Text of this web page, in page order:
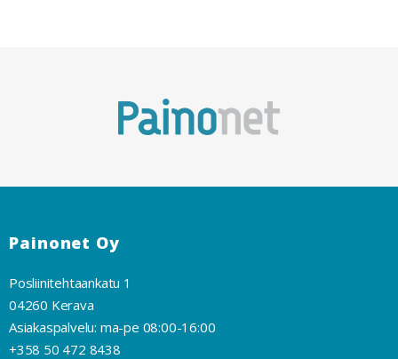
Painonet Oy
Posliinitehtaankatu 1
04260 Kerava
Asiakaspalvelu: ma-pe 08:00-16:00
+358 50 472 8438